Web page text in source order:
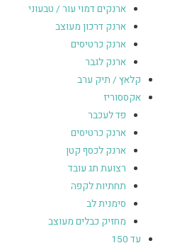
ארנקים דמוי עור / טבעוני
ארנק דרכון מעוצב
ארנק כרטיסים
ארנק לגבר
קלאץ / תיק ערב
אקססוריז
פד לעכבר
ארנק כרטיסים
ארנק לכסף קטן
רצועת תג עובד
תחתיות לקפה
סימנית לב
מחזיק כבלים מעוצב
עד 150